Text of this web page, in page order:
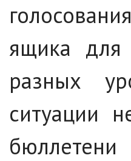
ящика для
разных
ситуации